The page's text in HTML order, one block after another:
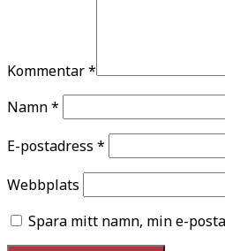
Kommentar*
Namn*
E-postadress *
Webbplats
Spara mitt namn, min e-